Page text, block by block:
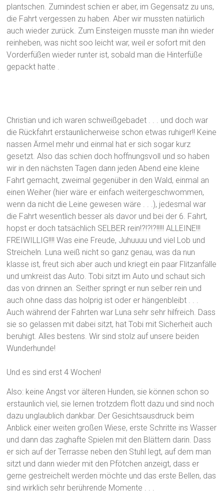
plantschen. Zumindest schien er aber, im Gegensatz zu uns,
die Fahrt vergessen zu haben. Aber wir mussten natürlich
auch wieder zurück. Zum Einsteigen musste man ihn wieder
reinheben, was nicht soo leicht war, weil er sofort mit den
Vorderfüßen wieder runter ist, sobald man die Hinterfüße
gepackt hatte .
Christian und ich waren schweißgebadet . . . und doch war
die Rückfahrt erstaunlicherweise schon etwas ruhiger!! Keine
nassen Ärmel mehr und einmal hat er sich sogar kurz
gesetzt. Also das schien doch hoffnungsvoll und so haben
wir in den nächsten Tagen dann jeden Abend eine kleine
Fahrt gemacht, zweimal gegenüber in den Wald, einmal an
einen Weiher (hier wäre er einfach weitergeschwommen,
wenn da nicht die Leine gewesen wäre . . .), jedesmal war
die Fahrt wesentlich besser als davor und bei der 6. Fahrt,
hopst er doch tatsächlich SELBER rein!?!?!?!!!!! ALLEINE!!!
FREIWILLIG!!!! Was eine Freude, Juhuuuu und viel Lob und
Streicheln. Luna weiß nicht so ganz genau, was da nun
klasse ist, freut sich aber auch und kriegt ein paar Flitzanfälle
und umkreist das Auto. Tobi sitzt im Auto und schaut sich
das von drinnen an. Seither springt er nun selber rein und
auch ohne dass das holprig ist oder er hängenbleibt . . .
Auch während der Fahrten war Luna sehr sehr hilfreich. Dass
sie so gelassen mit dabei sitzt, hat Tobi mit Sicherheit auch
beruhigt. Alles bestens. Wir sind stolz auf unsere beiden
Wunderhunde!
Und es sind erst 4 Wochen!
Also: keine Angst vor älteren Hunden, sie können schon so
erstaunlich viel, sie lernen trotzdem flott dazu und sind noch
dazu unglaublich dankbar. Der Gesichtsausdruck beim
Anblick einer weiten großen Wiese, erste Schritte ins Wasser
und dann das zaghafte Spielen mit den Blättern darin. Dass
er sich auf der Terrasse neben den Stuhl legt, auf dem man
sitzt und dann wieder mit den Pfötchen anzeigt, dass er
gerne gestreichelt werden möchte und das erste Bellen, das
sind wirklich sehr berührende Momente . . .